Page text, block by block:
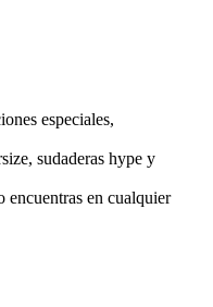
especiales,
sudaderas hype y
encuentras en cualquier